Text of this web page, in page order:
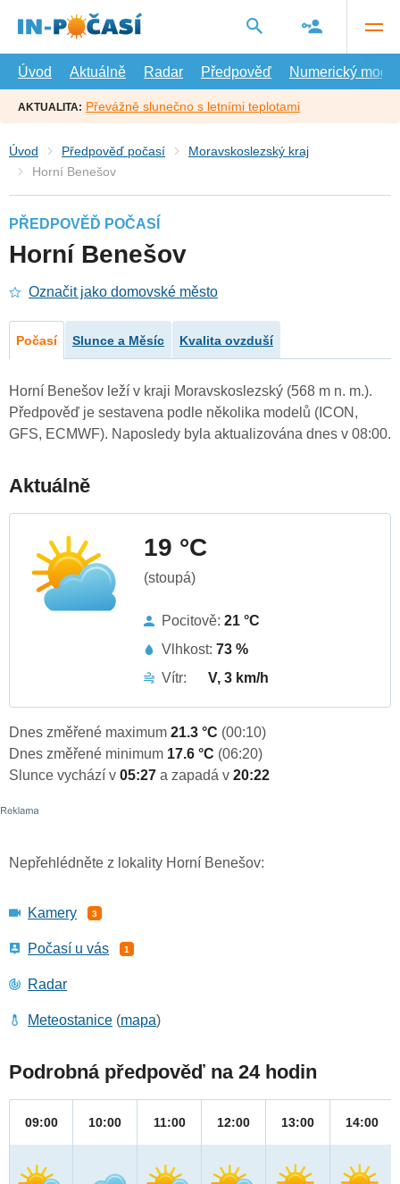
hlavní
Úvod
Aktuálně Radar Předpověď Numerický model
AKTUALITA: Převážně slunečno s letními teplotami
Úvod Předpověď počasí
Moravskoslezský kraj
Horní Benešov
PŘEDPOVĚĎ POČASÍ
Horní Benešov
Označit jako domovské město
Počasí Slunce a Měsíc Kvalita ovzduší
Horní Benešov leží v kraji Moravskoslezský (568 m n. m.).
Předpověď je sestavena podle několika modelů (ICON,
GFS, ECMWF). Naposledy byla aktualizována dnes v 08:00.
Aktuálně
19 °C
(stoupá)
Pocitově: 21 °C
Vlhkost: 73 %
Vítr:
V, 3 km/h
Dnes změřené maximum 21.3 °C (00:10)
Dnes změřené minimum 17.6 °C (06:20)
Slunce vychází v 05:27 a zapadá v 20:22
Nepřehlédněte z lokality Horní Benešov:
Kamery 3
Počasí u vás 1
Radar
Meteostanice (mapa)
Podrobná předpověď na 24 hodin
09:00 10:00 11:00 12:00 13:00 14:00